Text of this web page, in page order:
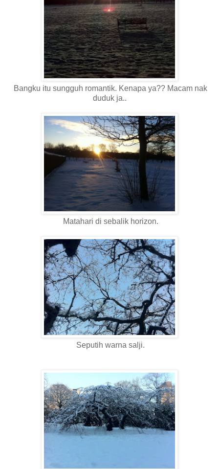
Bangku itu sungguh romantik. Kenapa ya?? Macam nak
duduk ja..
Matahari di sebalik horizon.
Seputih warna salji.